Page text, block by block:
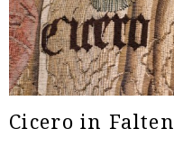
Cicero in Falten